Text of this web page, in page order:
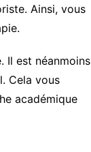
Ainsi, vous
Il est néanmoins
Cela vous
académique